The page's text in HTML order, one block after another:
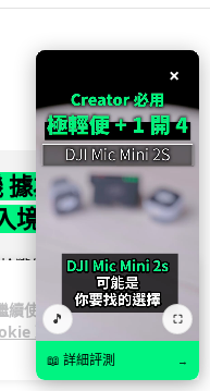
續使用
政
據為己有被的士
境被捕
獲他人遺留相機及電
月 2 日經港珠澳大橋再
全文
×
🎵 ⛶
📖 詳細評測 →